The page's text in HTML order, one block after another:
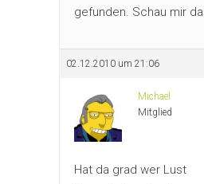
gefunden. Schau mir
02.12.2010 um 21:06
Michael
Mitglied
Hat da grad wer Lust